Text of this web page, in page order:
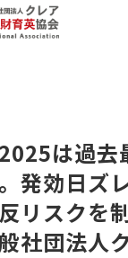
は過去
発効日ズ
リスクを
社団法人